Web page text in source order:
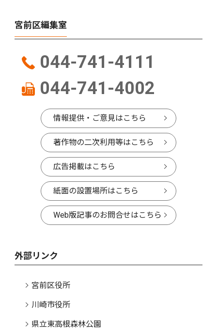
宮前区編集室
044-741-4111
044-741-4002
情報提供・ご意見はこちら
著作物の二次利用等はこちら
広告掲載はこちら
紙面の設置場所はこちら
Web版記事のお問合せはこちら
外部リンク
宮前区役所
川崎市役所
県立東高根森林公園